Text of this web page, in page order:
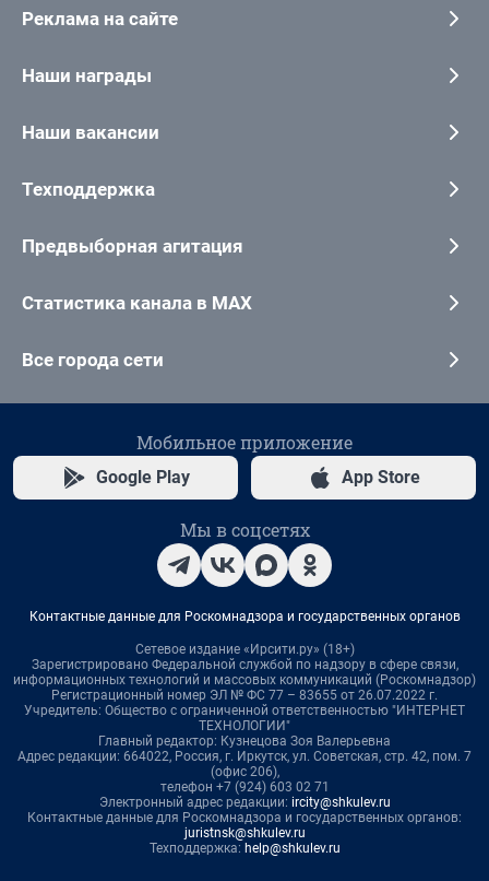
Реклама на сайте
Наши награды
Наши вакансии
Техподдержка
Предвыборная агитация
Статистика канала в MAX
Все города сети
Мобильное приложение
Google Play App Store
Мы в соцсетях
Контактные данные для Роскомнадзора и государственных органов
Сетевое издание «Ирсити.ру» (18+)
Зарегистрировано Федеральной службой по надзору в сфере связи,
информационных технологий и массовых коммуникаций (Роскомнадзор)
Регистрационный номер ЭЛ № ФС 77 – 83655 от 26.07.2022 г.
Учредитель: Общество с ограниченной ответственностью "ИНТЕРНЕТ
ТЕХНОЛОГИИ"
Главный редактор: Кузнецова Зоя Валерьевна
Адрес редакции: 664022, Россия, г. Иркутск, ул. Советская, стр. 42, пом. 7
(офис 206),
телефон +7 (924) 603 02 71
Электронный адрес редакции: ircity@shkulev.ru
Контактные данные для Роскомнадзора и государственных органов:
juristnsk@shkulev.ru
Техподдержка: help@shkulev.ru